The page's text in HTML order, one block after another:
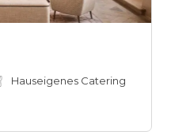
Hauseigenes Catering